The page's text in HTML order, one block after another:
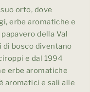
orto, dove
erbe aromatiche e
della Val
di bosco diventano
e dal 1994
erbe aromatiche
aromatici e sali alle